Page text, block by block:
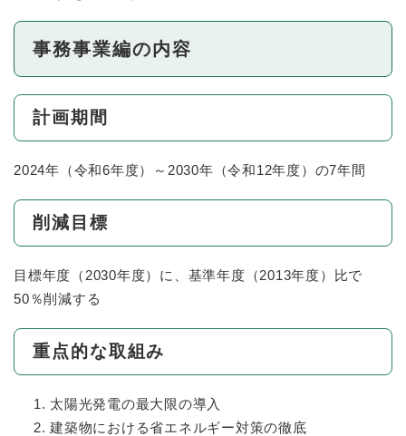
事務事業編の内容
計画期間
2024年（令和6年度）～2030年（令和12年度）の7年間
削減目標
目標年度（2030年度）に、基準年度（2013年度）比で
50％削減する
重点的な取組み
太陽光発電の最大限の導入
建築物における省エネルギー対策の徹底